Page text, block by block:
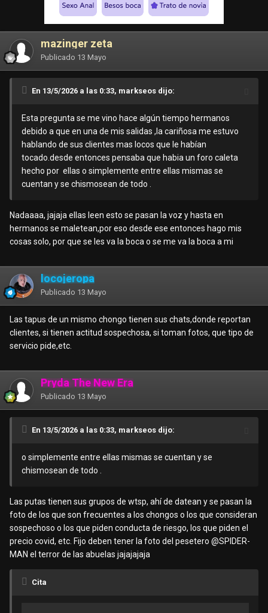
mazinger zeta
Publicado 13 Mayo
En 13/5/2026 a las 0:33, markseos dijo:
Esta pregunta se me vino hace algún tiempo hermanos
debido a que en una de mis salidas ,la cariñosa me estuvo
hablando de sus clientes mas locos que le habían
tocado.desde entonces pensaba que habia un foro caleta
hecho por ellas o simplemente entre ellas mismas se
cuentan y se chismosean de todo .
Nadaaaa, jajaja ellas leen esto se pasan la voz y hasta en
hermanos se maletean,por eso desde ese entonces hago mis
cosas solo, por que se les va la boca o se me va la boca a mi
locojeropa
Publicado 13 Mayo
Las tapus de un mismo chongo tienen sus chats,donde reportan
clientes, si tienen actitud sospechosa, si toman fotos, que tipo de
servicio pide,etc.
Pryda The New Era
Publicado 13 Mayo
En 13/5/2026 a las 0:33, markseos dijo:
o simplemente entre ellas mismas se cuentan y se
chismosean de todo .
Las putas tienen sus grupos de wtsp, ahí de datean y se pasan la
foto de los que son frecuentes a los chongos o los que consideran
sospechoso o los que piden conducta de riesgo, los que piden el
precio covid, etc. Fijo deben tener la foto del pesetero @SPIDER-
MAN el terror de las abuelas jajajajaja
Cita